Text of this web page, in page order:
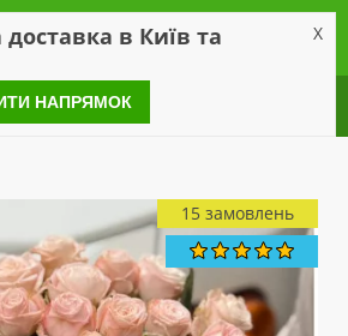
15 замовлень
в Київ та X
НАПРЯМОК